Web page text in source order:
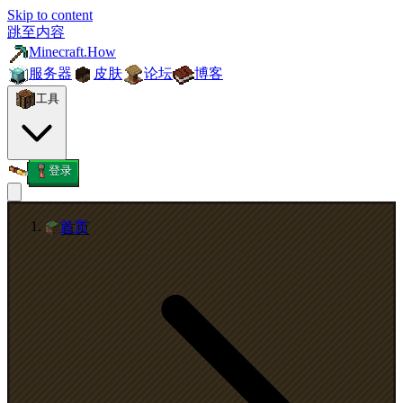
Skip to content
跳至内容
Minecraft.How
服务器
皮肤 论坛 博客
工具
登录
首页